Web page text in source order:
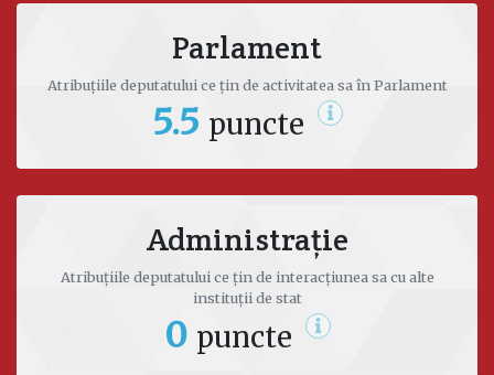
2014 – Octombrie 2016);
Trezorier, membrul al Biroului Permanent
Național (Partidul Politic Acțiune și Solidaritate,
Ianuarie 2016 - Prezent).
artur.mija@parlament.md
Parlament
Atribuțiile deputatului ce țin de activitatea sa în Parlament
5.5 puncte
Administrație
Atribuțiile deputatului ce țin de interacțiunea sa cu alte
instituții de stat
0 puncte